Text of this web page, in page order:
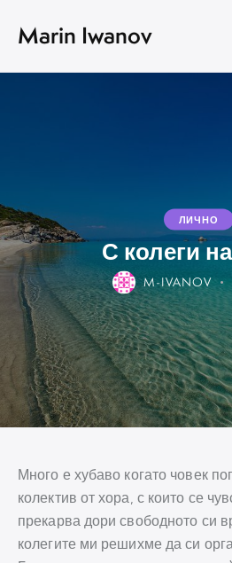
Marin Iwanov
ЛИЧНО
С колеги
M-IVANOV
Много е хубаво когато човек
колектив от хора, с които се
прекарва дори свободното си
колегите ми решихме да си